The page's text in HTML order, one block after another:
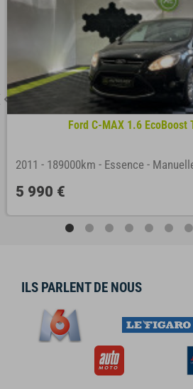
Ford C-MAX 1.6
2011 - 189000km - Essence -
5 990 €
ILS PARLENT DE NOUS